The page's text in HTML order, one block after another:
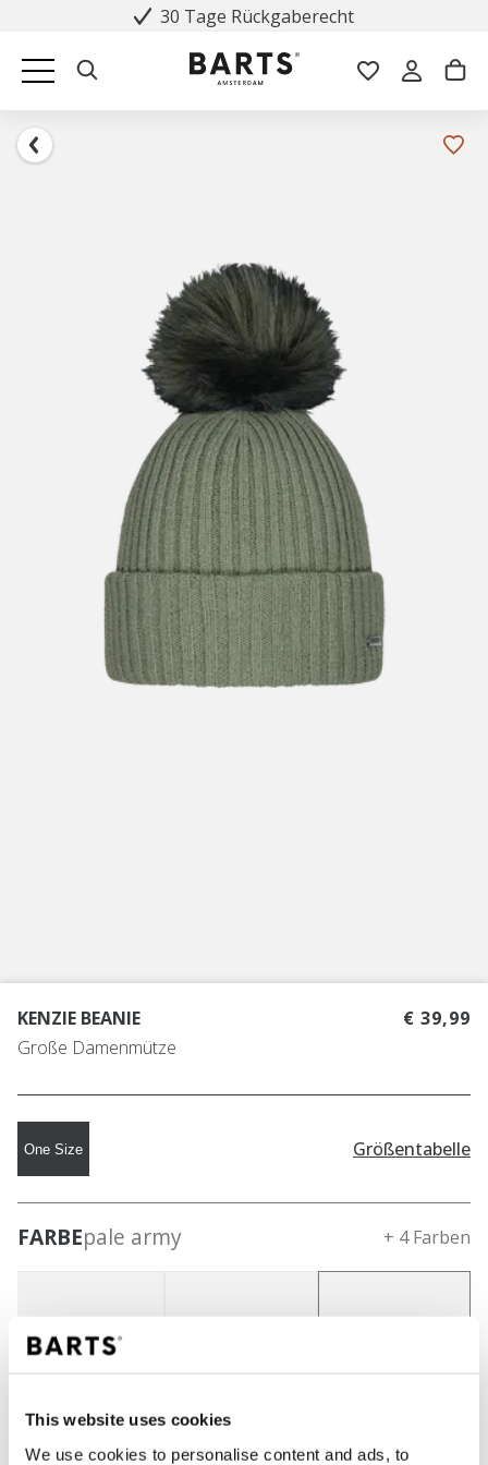
This website uses cookies
We use cookies to personalise content and ads, to
30 Tage Rückgaberecht
KENZIE BEANIE
Große Damenmütze
€ 39,99
One Size Größentabelle
FARBEpale army + 4 Farben